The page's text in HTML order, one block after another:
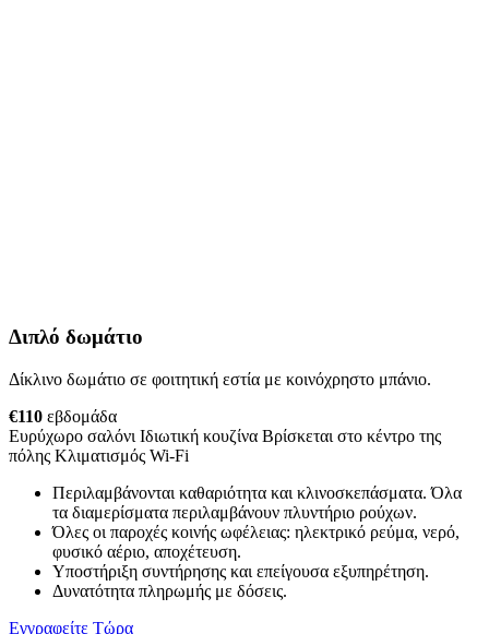
Διπλό δωμάτιο
Δίκλινο δωμάτιο σε φοιτητική εστία με κοινόχρηστο μπάνιο.
€110 εβδομάδα
Ευρύχωρο σαλόνι Ιδιωτική κουζίνα Βρίσκεται στο κέντρο της
πόλης Κλιματισμός Wi-Fi
Περιλαμβάνονται καθαριότητα και κλινοσκεπάσματα. Όλα
τα διαμερίσματα περιλαμβάνουν πλυντήριο ρούχων.
Όλες οι παροχές κοινής ωφέλειας: ηλεκτρικό ρεύμα, νερό,
φυσικό αέριο, αποχέτευση.
Υποστήριξη συντήρησης και επείγουσα εξυπηρέτηση.
Δυνατότητα πληρωμής με δόσεις.
Εγγραφείτε Τώρα